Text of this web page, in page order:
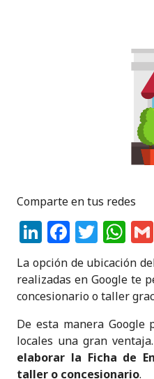
Comparte en tus redes
Li
n
k
e
dI
n
F
a
c
e
b
o
o
T
w
it
te
r
W
h
a
ts
A
p
p
La opción de ubicación
realizadas en Google te
concesionario o taller
De esta manera Google
locales una gran
elaborar la Ficha de
taller o concesionario.